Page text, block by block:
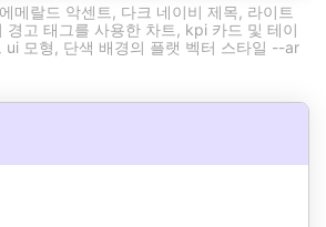
메랄드 악센트, 다크 네이비 제목, 라이트
경고 태그를 사용한 차트, kpi 카드 및 테이
ui 모형, 단색 배경의 플랫 벡터 스타일 --ar